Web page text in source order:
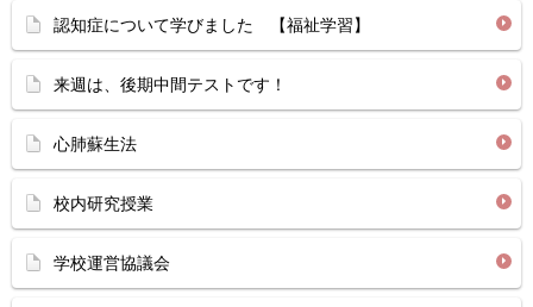
認知症について学びました 【福祉学習】
来週は、後期中間テストです！
心肺蘇生法
校内研究授業
学校運営協議会